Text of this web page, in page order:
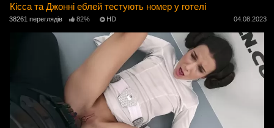
Кісса та Джонні еблей тестують номер у готелі
38261 переглядів 82% HD 04.08.2023